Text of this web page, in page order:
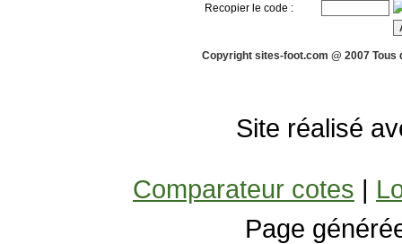
Recopier le code :
Copyright sites-foot.com @ 2007
Site réalisé
Comparateur cotes |
Page